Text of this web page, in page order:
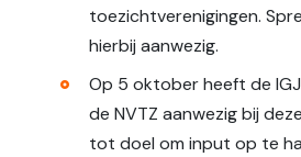
toezichtverenigingen.
hierbij aanwezig.
Op 5 oktober heeft de
de NVTZ aanwezig bij
tot doel om input op te